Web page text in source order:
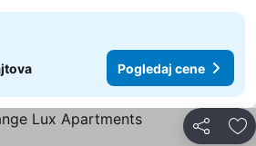
Pogledaj cene
Deli